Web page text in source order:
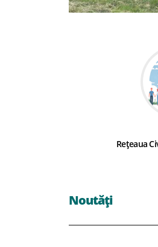
Rețeaua
Noutăți